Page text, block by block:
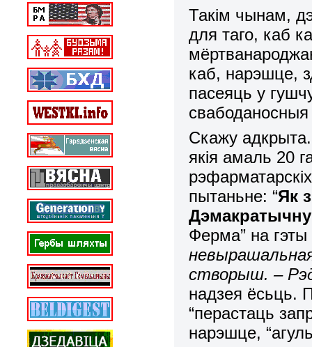
Такім чынам,
для таго, каб
каб, нарэшце,
пасеяць у
Скажу
якія амаль 20
пытаньне: “Як
Ферма” на
створыш. –
надзея ёсьць.
“перастаць
нарэшце,